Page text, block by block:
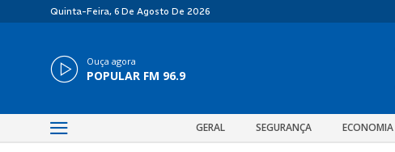
Quinta-Feira, 6 De Agosto De 2026
Ouça agora
POPULAR FM 96.9
GERAL SEGURANÇA ECONOMIA